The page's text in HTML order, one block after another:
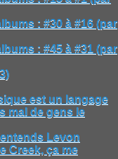
: #30 à #16 (par
: #45 à #31 (par
est un langage
mal de gens le
Levon
Creek, ça me